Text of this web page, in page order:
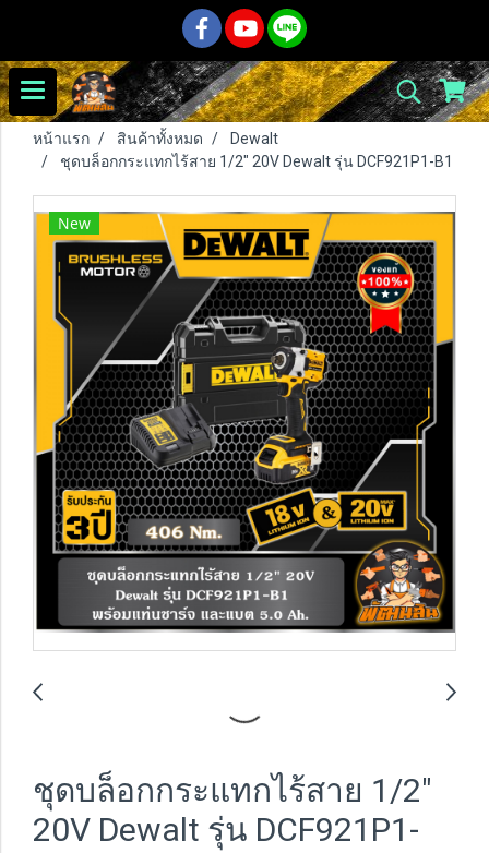
หน้าแรก สินค้าทั้งหมด
Dewalt
ชุดบล็อกกระแทกไร้สาย 1/2" 20V Dewalt รุ่น DCF921P1-B1
New
ชุดบล็อกกระแทกไร้สาย 1/2"
20V Dewalt รุ่น DCF921P1-